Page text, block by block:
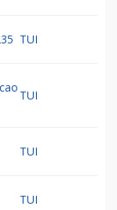
TUI
TUI
TUI
TUI